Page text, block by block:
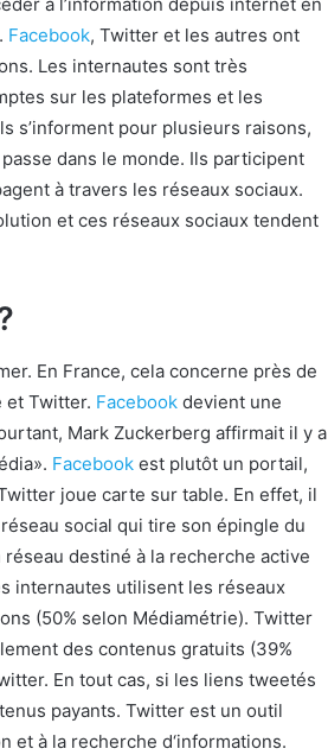
Facebook, Twitter et les autres ont
Les internautes sont très
sur les plateformes et les
s’informent pour plusieurs raisons,
dans le monde. Ils participent
à travers les réseaux sociaux.
et ces réseaux sociaux tendent
En France, cela concerne près de
et Twitter. Facebook devient une
Mark Zuckerberg affirmait il y a
Facebook est plutôt un portail,
joue carte sur table. En effet, il
social qui tire son épingle du
destiné à la recherche active
internautes utilisent les réseaux
(50% selon Médiamétrie). Twitter
des contenus gratuits (39%
En tout cas, si les liens tweetés
payants. Twitter est un outil
et à la recherche d‘informations.